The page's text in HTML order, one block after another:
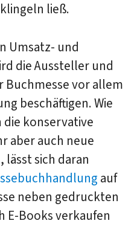
ließ.
Umsatz- und
die Aussteller und
Buchmesse vor allem
beschäftigen. Wie
die konservative
aber auch neue
sich daran
auf
neben gedruckten
E-Books verkaufen